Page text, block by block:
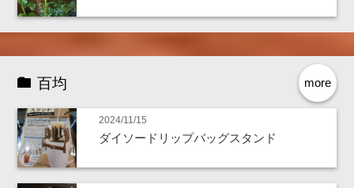
more
百均
2024/11/15
ダイソードリップバッグスタンド